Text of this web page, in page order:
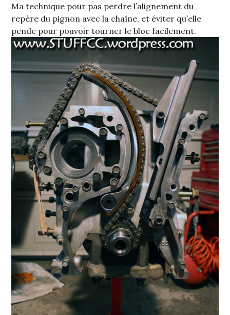
Ma technique pour pas perdre l’alignement du
repère du pignon avec la chaîne, et éviter qu’elle
pende pour pouvoir tourner le bloc facilement.